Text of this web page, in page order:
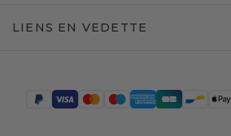
LIENS EN VEDETTE